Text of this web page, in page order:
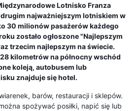
Lotnisko Franza
drugim najważniejszym lotniskiem w
30 milionów pasażerów każdego
zostało ogłoszone"Najlepszym
trzecim najlepszym na świecie.
kilometrów na północny wschód
koleją, autobusem lub
znajduje się hotel.
barów, restauracji i sklepów.
spożywać posiłki, napić się lub